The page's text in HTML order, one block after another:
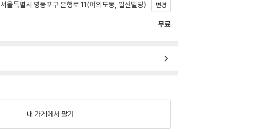
서울특별시 영등포구 은행로 11(여의도동, 일신빌딩) 변경
무료
내 가게에서 팔기